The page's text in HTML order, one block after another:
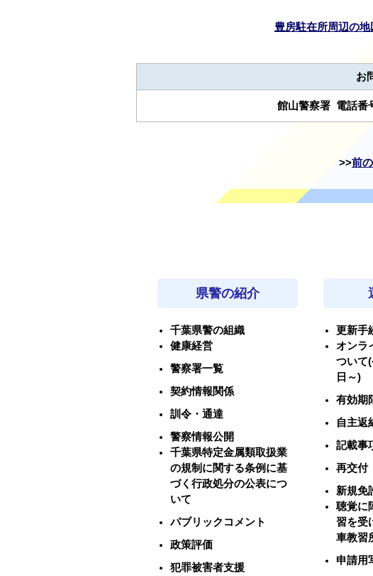
豊房駐在所周辺の地
お
館山警察署 電話番
前
県警の紹介
千葉県警の組織
健康経営
警察署一覧
契約情報関係
訓令・通達
警察情報公開
千葉県特定金属類取扱業
の規制に関する条例に基
づく行政処分の公表につ
いて
パブリックコメント
政策評価
犯罪被害者支援
更新手
オンラ
ついて
日～)
有効期
自主返
記載事
再交付
新規免
聴覚に
習を受
車教習
申請用